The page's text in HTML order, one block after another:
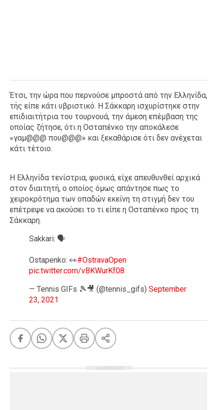
Έτσι, την ώρα που περνούσε μπροστά από την Ελληνίδα,
τής είπε κάτι υβριστικό. Η Σάκκαρη ισχυρίστηκε στην
επιδιαιτήτρια του τουρνουά, την άμεση επέμβαση της
οποίας ζήτησε, ότι η Οσταπένκο την αποκάλεσε
«γαμ@@@ που@@@» και ξεκαθάρισε ότι δεν ανέχεται
κάτι τέτοιο.
Η Ελληνίδα τενίστρια, φυσικά, είχε απευθυνθεί αρχικά
στον διαιτητή, ο οποίος όμως απάντησε πως το
χειροκρότημα των οπαδών εκείνη τη στιγμή δεν του
επέτρεψε να ακούσει το τι είπε η Οσταπένκο προς τη
Σάκκαρη.
Sakkari: 🗣️
Ostapenko: 👀#OstravaOpen
pic.twitter.com/vBKWurKf08
— Tennis GIFs 🎾🎥 (@tennis_gifs) September
23, 2021
ΔΙΑΦΗΜΙΣΗ